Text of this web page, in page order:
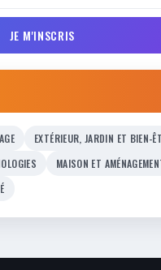
JE M'INSCRIS
EXTÉRIEUR, JARDIN ET BIEN-
MAISON ET